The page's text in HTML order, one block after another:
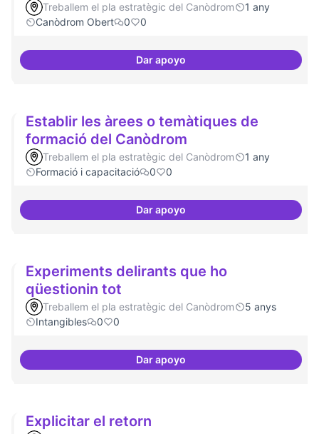
Treballem el pla estratègic del Canòdrom
1 any
Canòdrom Obert
0 0
Dar apoyoEspais oberts i cuidats
Establir les àrees o temàtiques de
formació del Canòdrom
Treballem el pla estratègic del Canòdrom
1 any
Formació i capacitació
0 0
Dar apoyoEstablir les àrees o temàtiques
Experiments delirants que ho
qüestionin tot
Treballem el pla estratègic del Canòdrom
5 anys
Intangibles
0 0
Dar apoyoExperiments delirants que ho
Explicitar el retorn